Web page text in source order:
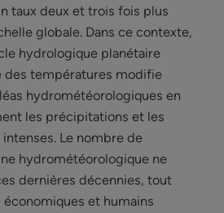
taux deux et trois fois plus
globale. Dans ce contexte,
hydrologique planétaire
des températures modifie
hydrométéorologiques en
les précipitations et les
Le nombre de
hydrométéorologique ne
dernières décennies, tout
et humains